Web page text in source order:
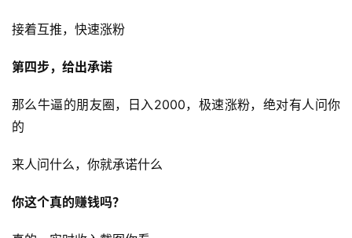
接着互推，快速涨粉
第四步，给出承诺
那么牛逼的朋友圈，日入2000，极速涨粉，绝对有人问你
的
来人问什么，你就承诺什么
你这个真的赚钱吗？